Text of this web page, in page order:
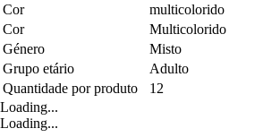
Cor
multicolorido
Cor
Multicolorido
Género
Misto
Grupo etário
Adulto
Quantidade por produto
12
Loading...
Loading...